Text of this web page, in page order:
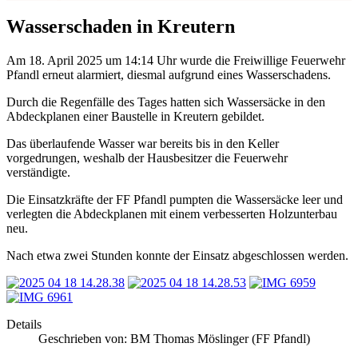
Wasserschaden in Kreutern
Am 18. April 2025 um 14:14 Uhr wurde die Freiwillige Feuerwehr
Pfandl erneut alarmiert, diesmal aufgrund eines Wasserschadens.
Durch die Regenfälle des Tages hatten sich Wassersäcke in den
Abdeckplanen einer Baustelle in Kreutern gebildet.
Das überlaufende Wasser war bereits bis in den Keller
vorgedrungen, weshalb der Hausbesitzer die Feuerwehr
verständigte.
Die Einsatzkräfte der FF Pfandl pumpten die Wassersäcke leer und
verlegten die Abdeckplanen mit einem verbesserten Holzunterbau
neu.
Nach etwa zwei Stunden konnte der Einsatz abgeschlossen werden.
Details
Geschrieben von: BM Thomas Möslinger (FF Pfandl)